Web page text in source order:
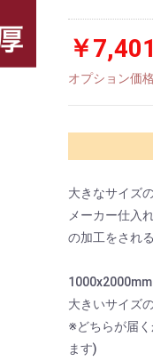
￥7,401
オプション価
大きなサイズ
メーカー仕入
の加工をされ
大きいサイズ
※どちらが届
ます)